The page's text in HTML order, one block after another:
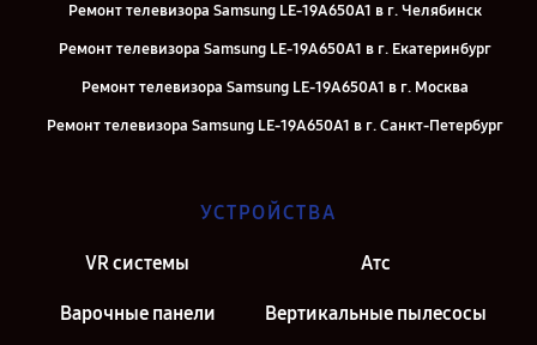
Ремонт телевизора Samsung LE-19A650A1 в г. Челябинск
Ремонт телевизора Samsung LE-19A650A1 в г. Екатеринбург
Ремонт телевизора Samsung LE-19A650A1 в г. Москва
Ремонт телевизора Samsung LE-19A650A1 в г. Санкт-Петербург
УСТРОЙСТВА
VR системы Атс
Варочные панели Вертикальные пылесосы